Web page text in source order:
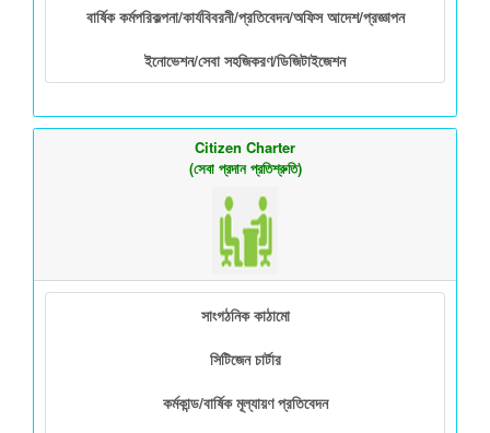
বার্ষিক কর্মপরিকল্পনা/কার্যবিবরনী/প্রতিবেদন/অফিস আদেশ/প্রজ্ঞাপন
ইনোভেশন/সেবা সহজিকরণ/ডিজিটাইজেশন
Citizen Charter
(সেবা প্রদান প্রতিশ্রুতি)
সাংগঠনিক কাঠামো
সিটিজেন চার্টার
কর্মকান্ড/বার্ষিক মূল্যায়ণ প্রতিবেদন